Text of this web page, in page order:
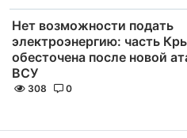
Нет возможности подать
электроэнергию: часть
обесточена после новой
ВСУ
308 0